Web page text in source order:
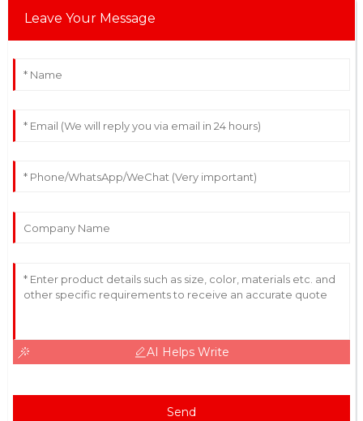
Leave Your Message
AI Helps Write
Send